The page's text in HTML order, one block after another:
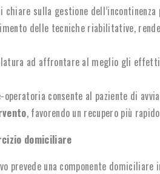
chiare sulla gestione
delle tecniche riabilitative,
ad affrontare al meglio gli
operatoria consente al paziente di
, favorendo un recupero più
domiciliare
prevede una componente